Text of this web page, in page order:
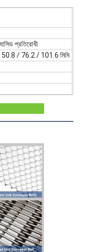
প্রতিরোধী
/ 76.2 / 101.6 মিমি